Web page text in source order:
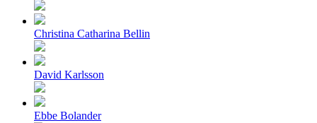
Christina Catharina Bellin
David Karlsson
Ebbe Bolander